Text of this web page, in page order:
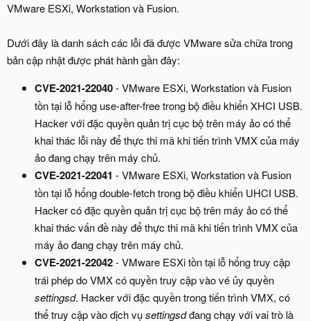
VMware ESXi, Workstation và Fusion.
Dưới đây là danh sách các lỗi đã được VMware sửa chữa trong
bản cập nhật được phát hành gần đây:
CVE-2021-22040- VMware ESXi, Workstation và Fusion
tồn tại lỗ hổng use-after-free trong bộ điều khiển XHCI USB.
Hacker với đặc quyền quản trị cục bộ trên máy ảo có thể
khai thác lỗi này để thực thi mã khi tiến trình VMX của máy
ảo đang chạy trên máy chủ.
CVE-2021-22041 - VMware ESXi, Workstation và Fusion
tồn tại lỗ hổng double-fetch trong bộ điều khiển UHCI USB.
Hacker có đặc quyền quản trị cục bộ trên máy ảo có thể
khai thác vấn đề này để thực thi mã khi tiến trình VMX của
máy ảo đang chạy trên máy chủ.
CVE-2021-22042- VMware ESXi tồn tại lỗ hổng truy cập
trái phép do VMX có quyền truy cập vào vé ủy quyền
settingsd. Hacker với đặc quyền trong tiến trình VMX, có
thể truy cập vào dịch vụsettingsdđang chạy với vai trò là